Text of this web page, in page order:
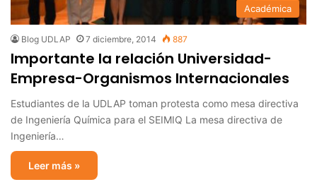
Académica
Blog UDLAP 7 diciembre, 2014 887
Importante la relación Universidad-
Empresa-Organismos Internacionales
Estudiantes de la UDLAP toman protesta como mesa directiva
de Ingeniería Química para el SEIMIQ La mesa directiva de
Ingeniería…
Leer más »